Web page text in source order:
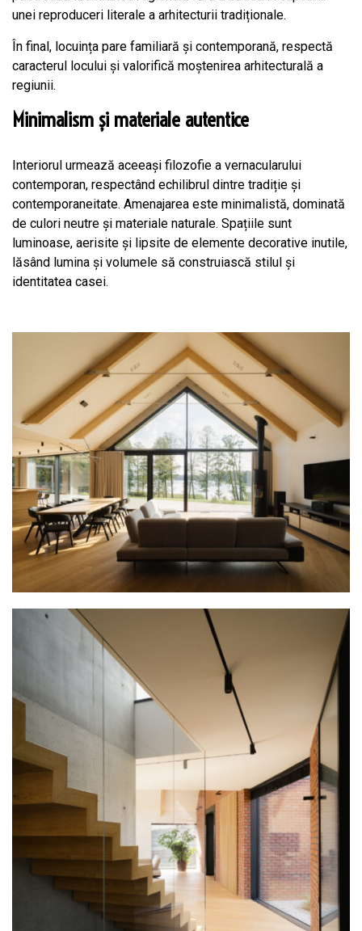
unei reproduceri literale a arhitecturii tradiționale.
În final, locuința pare familiară și contemporană, respectă
caracterul locului și valorifică moștenirea arhitecturală a
regiunii.
Minimalism și materiale autentice
Interiorul urmează aceeași filozofie a vernacularului
contemporan, respectând echilibrul dintre tradiție și
contemporaneitate. Amenajarea este minimalistă, dominată
de culori neutre și materiale naturale. Spațiile sunt
luminoase, aerisite și lipsite de elemente decorative inutile,
lăsând lumina și volumele să construiască stilul și
identitatea casei.